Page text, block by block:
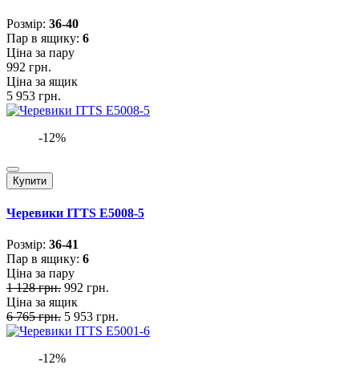
Розмiр: 36-40
Пар в ящику: 6
Ціна за пару
992 грн.
Ціна за ящик
5 953 грн.
-12%
Купити
Черевики ITTS E5008-5
Розмiр: 36-41
Пар в ящику: 6
Ціна за пару
1 128 грн. 992 грн.
Ціна за ящик
6 765 грн. 5 953 грн.
-12%